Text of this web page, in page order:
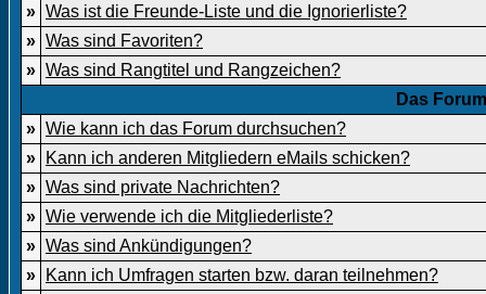
» Was ist die Freunde-Liste und die Ignorierliste?
» Was sind Favoriten?
» Was sind Rangtitel und Rangzeichen?
Das
» Wie kann ich das Forum durchsuchen?
»
Kann ich anderen Mitgliedern eMails schicken?
» Was sind private Nachrichten?
» Wie verwende ich die Mitgliederliste?
» Was sind Ankündigungen?
»
Kann ich Umfragen starten bzw. daran teilnehmen?